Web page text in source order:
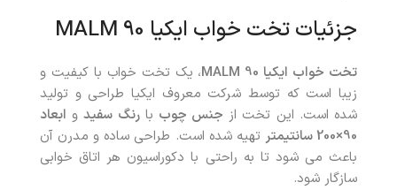
جزئیات تخت خواب ایکیا 90 MALM
تخت خواب ایکیا 90 MALM
، یک تخت خواب با کیفیت و
زیبا است که توسط شرکت معروف ایکیا طراحی و تولید
شده است. این تخت از جنس چوب بارنگ سفیدو ابعاد
90×200 سانتیمتر
تهیه شده است. طراحی ساده و مدرن آن
باعث می شود تا به راحتی با دکوراسیون هر اتاق خوابی
سازگار شود.